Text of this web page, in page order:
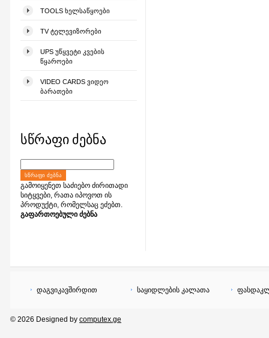
TOOLS ᲮᲔᲚᲡᲐᲬᲧᲝᲔᲑᲘ
TV ᲢᲔᲚᲔᲕᲘᲖᲝᲠᲔᲑᲘ
UPS ᲣᲬᲧᲕᲔᲢᲘ ᲙᲕᲔᲑᲘᲡ
ᲬᲧᲐᲠᲝᲔᲑᲘ
VIDEO CARDS ᲕᲘᲓᲔᲝ
ᲑᲐᲠᲐᲗᲔᲑᲘ
სწრაფი ძებნა
ᲡᲬᲠᲐᲤᲘ ᲫᲔᲑᲜᲐ
გამოიყენეთ საძიებო ძირითადი
სიტყვები, რათა იპოვოთ ის
პროდუქტი, რომელსაც ეძებთ.
გაფართოებული ძებნა
დაგვიკავშირდით საყიდლების კალათა
© 2026 Designed by computex.ge